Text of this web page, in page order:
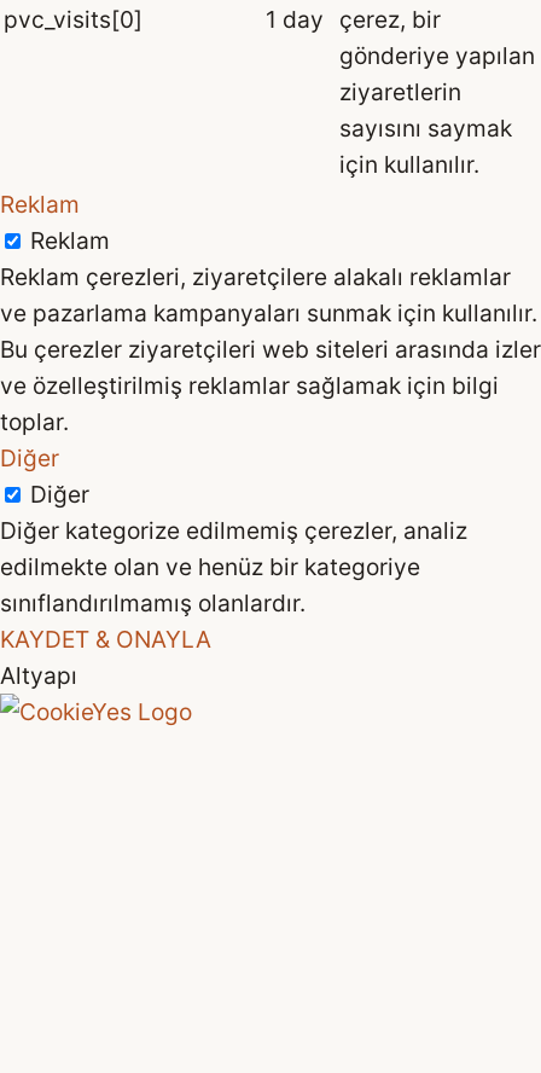
pvc_visits[0] 1 day
çerez, bir
gönderiye yapılan
ziyaretlerin
sayısını saymak
için kullanılır.
Reklam
Reklam
Reklam çerezleri, ziyaretçilere alakalı reklamlar
ve pazarlama kampanyaları sunmak için kullanılır.
Bu çerezler ziyaretçileri web siteleri arasında izler
ve özelleştirilmiş reklamlar sağlamak için bilgi
toplar.
Diğer
Diğer
Diğer kategorize edilmemiş çerezler, analiz
edilmekte olan ve henüz bir kategoriye
sınıflandırılmamış olanlardır.
KAYDET & ONAYLA
Altyapı